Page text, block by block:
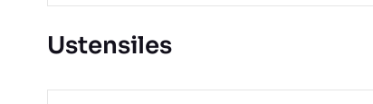
Ustensiles